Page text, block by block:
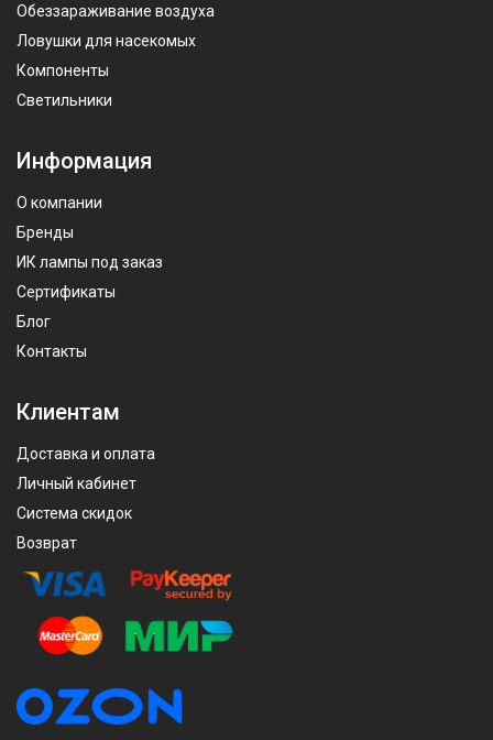
Обеззараживание воздуха
Ловушки для насекомых
Компоненты
Светильники
Информация
О компании
Бренды
ИК лампы под заказ
Сертификаты
Блог
Контакты
Клиентам
Доставка и оплата
Личный кабинет
Система скидок
Возврат